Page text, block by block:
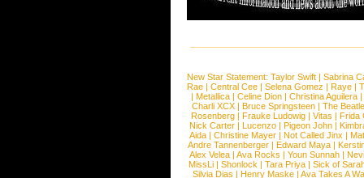
New Star Statement: Taylor Swift | Sabrina
Rae |Central Cee |Selena Gomez |Raye |
| Metallica | Celine Dion | Christina Aguilera |
Charli XCX |Bruce Springsteen |The
Rosenberg | Frauke Ludowig | Vitas | Frida
Nick Carter | Lucenzo | Pigeon John |
Aida |Christine Mayer |Not Called Jinx |
Andre Tannenberger | Edward Maya |
Alex Velea | Ava Rocks | Youn Sunnah |
MissLi | Shonlock | Tara Priya | Sick of
Silvia Dias |Henry Maske |Ava Takes A